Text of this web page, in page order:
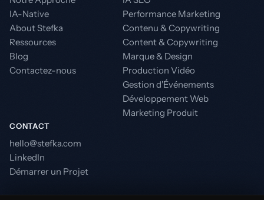
IA-Native
About Stefka
Ressources
Blog
Contactez-nous
Performance Marketing
Contenu & Copywriting
Content & Copywriting
Marque & Design
Production Vidéo
Gestion d'Événements
Développement Web
Marketing Produit
CONTACT
hello@stefka.com
LinkedIn
Démarrer un Projet